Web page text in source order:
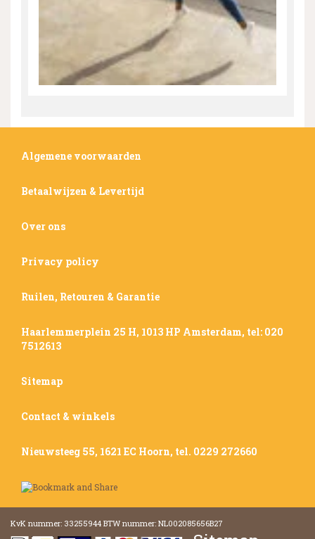
Algemene voorwaarden
Betaalwijzen & Levertijd
Over ons
Privacy policy
Ruilen, Retouren & Garantie
Haarlemmerplein 25 H, 1013 HP Amsterdam, tel: 020
7512613
Sitemap
Contact & winkels
Nieuwsteeg 55, 1621 EC Hoorn, tel. 0229 272660
KvK nummer: 33255944 BTW nummer: NL002085656B27